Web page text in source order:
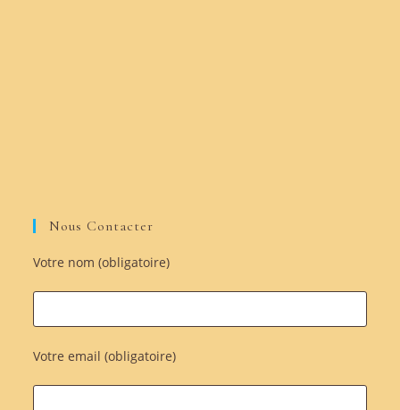
Nous Contacter
Votre nom (obligatoire)
Votre email (obligatoire)